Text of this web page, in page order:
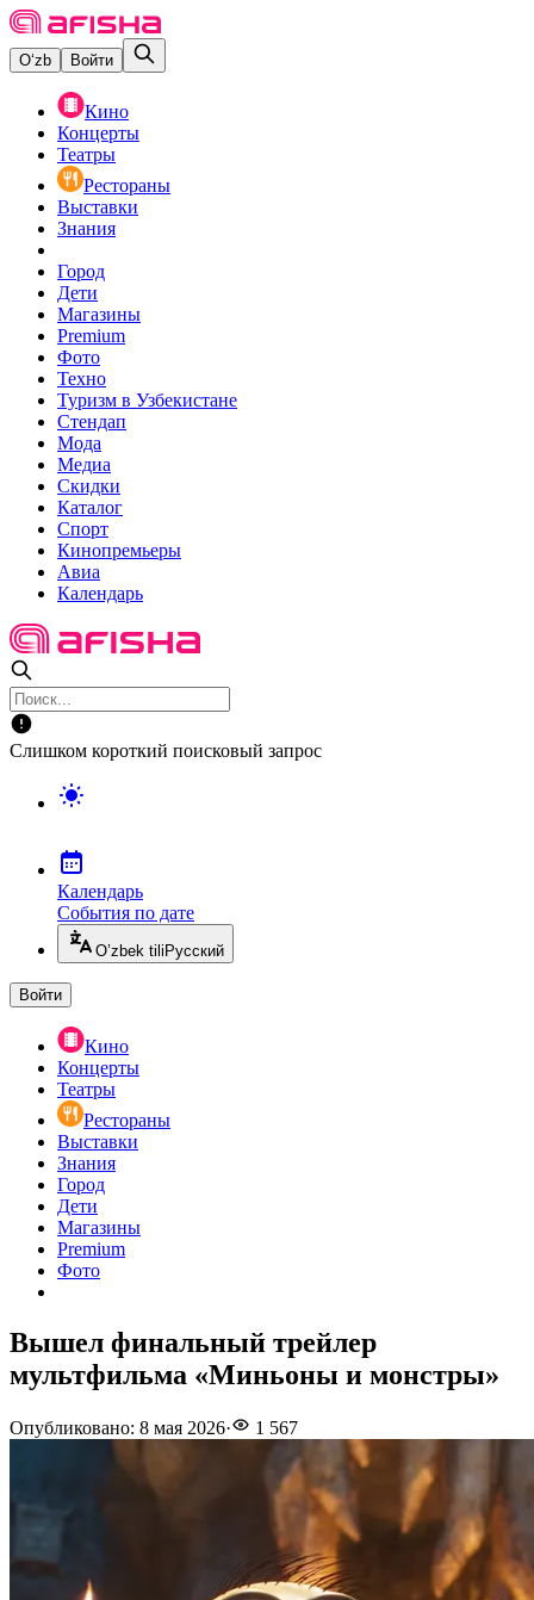
O‘zb Войти
Кино
Концерты
Театры
Рестораны
Выставки
Знания
Город
Дети
Магазины
Premium
Фото
Техно
Туризм в Узбекистане
Стендап
Мода
Медиа
Скидки
Каталог
Спорт
Кинопремьеры
Авиа
Календарь
Слишком короткий поисковый запрос
Календарь
События по дате
O’zbek tili Русский
Войти
Кино
Концерты
Театры
Рестораны
Выставки
Знания
Город
Дети
Магазины
Premium
Фото
Вышел финальный трейлер
мультфильма «Миньоны и монстры»
Опубликовано: 8 мая 2026· 1 567